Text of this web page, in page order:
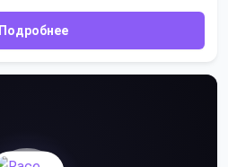
Подробнее